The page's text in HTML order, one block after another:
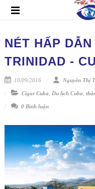
NÉT HẤP
TRINIDAD -
10/09/2016 Nguyễn Thị
Cigar Cuba Du lịch Cuba
0 Bình luận